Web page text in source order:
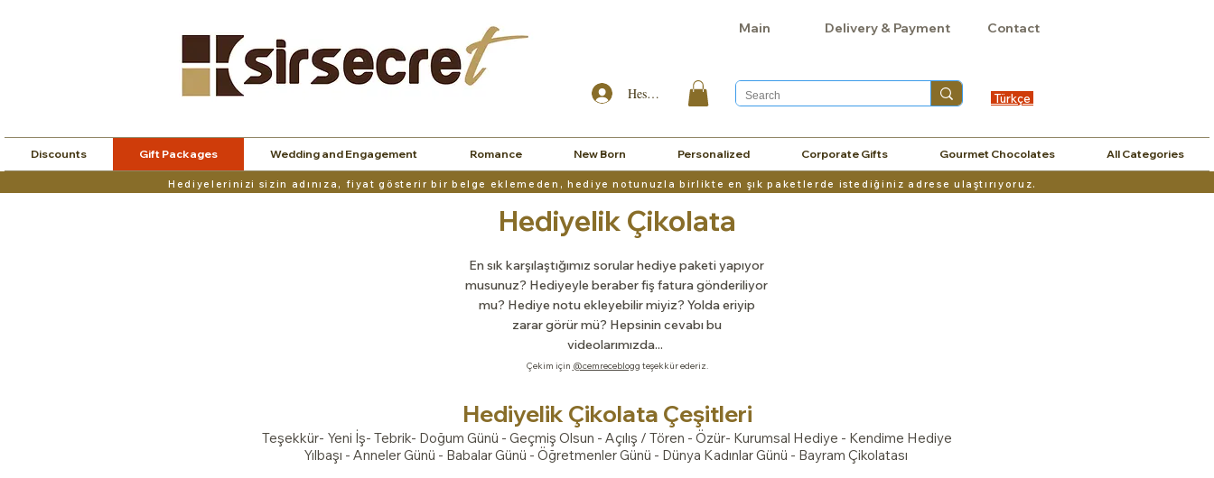
Main Contact
Delivery & Payment
Hesabım Türkçe
Discounts Gift Packages Wedding and Engagement Romance New Born Personalized Corporate Gifts Gourmet Chocolates All Categories
Hediyelerinizi sizin adınıza, fiyat gösterir bir belge eklemeden, hediye notunuzla birlikte en şık paketlerde istediğiniz adrese ulaştırıyoruz.
Hediyelik Çikolata
En sık karşılaştığımız sorular hediye paketi yapıyor
musunuz? Hediyeyle beraber fiş fatura gönderiliyor
mu? Hediye notu ekleyebilir miyiz? Yolda eriyip
zarar görür mü? Hepsinin cevabı bu
videolarımızda...
Çekim için @cemreceblogg teşekkür ederiz.
Hediyelik Çikolata Çeşitleri
Teşekkür- Yeni İş- Tebrik- Doğum Günü - Geçmiş Olsun - Açılış / Tören - Özür- Kurumsal Hediye - Kendime Hediye
Yılbaşı - Anneler Günü - Babalar Günü - Öğretmenler Günü - Dünya Kadınlar Günü - Bayram Çikolatası